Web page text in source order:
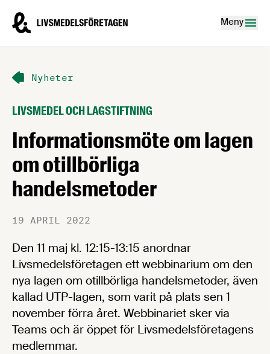
Livsmedelsföretagen – till startsidan
Meny
Nyheter
LIVSMEDEL OCH LAGSTIFTNING
Informationsmöte om lagen
om otillbörliga
handelsmetoder
19 APRIL 2022
Den 11 maj kl. 12:15-13:15 anordnar
Livsmedelsföretagen ett webbinarium om den
nya lagen om otillbörliga handelsmetoder, även
kallad UTP-lagen, som varit på plats sen 1
november förra året. Webbinariet sker via
Teams och är öppet för Livsmedelsföretagens
medlemmar.